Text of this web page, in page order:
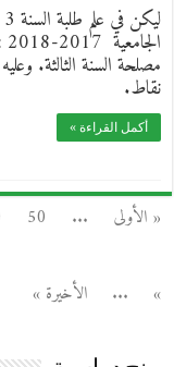
مصلحة السنة الثالثة.
نقاط.
أكمل القراءة »
« الأولى ...
50
... الأخيرة »